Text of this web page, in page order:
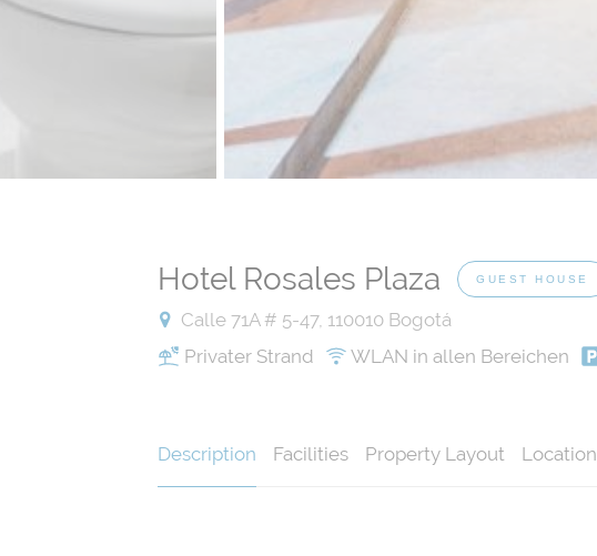
Hotel Rosales Plaza GUEST HOUSE
Calle 71A # 5-47, 110010 Bogotá
Privater Strand
WLAN in allen Bereichen
Description Facilities Property Layout Location